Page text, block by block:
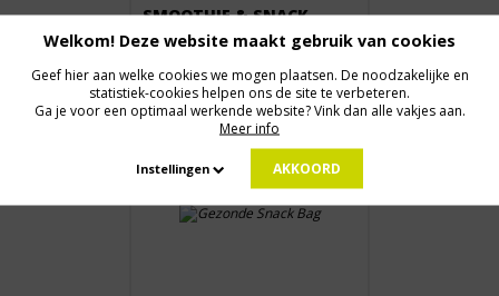
SMOOTHIE & SNACK
TUBES
Welkom! Deze website maakt gebruik van cookies
Geef hier aan welke cookies we mogen plaatsen. De noodzakelijke en
statistiek-cookies helpen ons de site te verbeteren.
Ga je voor een optimaal werkende website? Vink dan alle vakjes aan.
Meer info
Instellingen AKKOORD